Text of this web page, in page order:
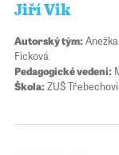
Jiří Vik
Autorský tým:
Ficková
Pedagogické vedení:
Škola:ZUŠ